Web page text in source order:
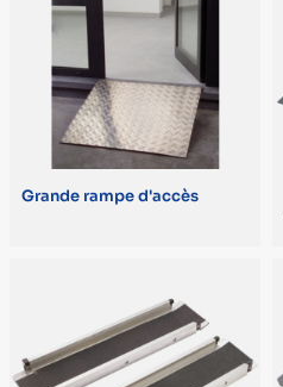
De Z à A
Plus récent en premier
Plus ancien en premier
Le moins cher en premier
Le plus cher en premier
DIMENSIONS
L. 105 x l. 33 x H. 4 cm (1)
L. 116 x l. 45 x H. 6 cm (1)
L. 152 x l. 37/74 x Ép. 5 cm (1)
L. 162 x l. 81 x H. 12 cm (1)
Grande rampe d'accès